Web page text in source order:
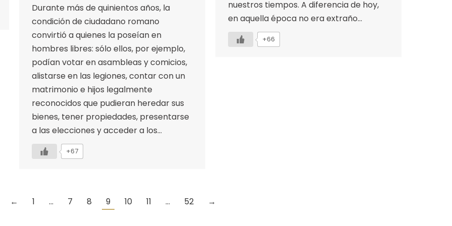
nuestros tiempos. A diferencia de hoy,
en aquella época no era extraño…
+66
Durante más de quinientos años, la
condición de ciudadano romano
convirtió a quienes la poseían en
hombres libres: sólo ellos, por ejemplo,
podían votar en asambleas y comicios,
alistarse en las legiones, contar con un
matrimonio e hijos legalmente
reconocidos que pudieran heredar sus
bienes, tener propiedades, presentarse
a las elecciones y acceder a los…
+67
← 1 … 7 8 9 10 11 … 52 →